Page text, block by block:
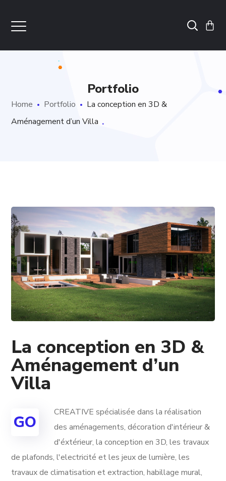
Portfolio
Home Portfolio
La conception en 3D &
Aménagement d’un Villa
La conception en 3D &
Aménagement d’un
Villa
GO
CREATIVE spécialisée dans la réalisation
des aménagements, décoration d'intérieur &
d'éxtérieur, la conception en 3D, les travaux
de plafonds, l'electricité et les jeux de lumière, les
travaux de climatisation et extraction, habillage mural,